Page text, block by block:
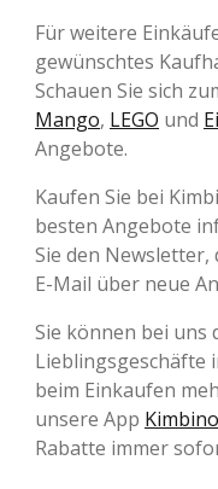
Für weitere
gewünschtes
Schauen Sie sich
Mango, LEGO und
Angebote.
Kaufen Sie bei
besten Angebote
Sie den
E-Mail über neue
Sie können bei uns
Lieblingsgeschäfte
beim Einkaufen
unsere App
Rabatte immer